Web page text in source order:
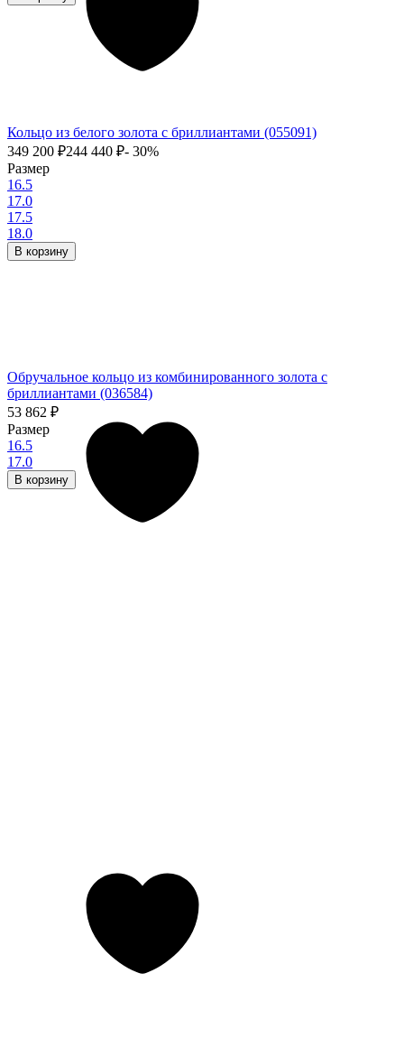
Кольцо из белого золота с бриллиантами (055091)
349 200 ₽244 440 ₽- 30%
Размер
16.5
17.0
17.5
18.0
В корзину
Обручальное кольцо из комбинированного золота с
бриллиантами (036584)
53 862 ₽
Размер
16.5
17.0
В корзину